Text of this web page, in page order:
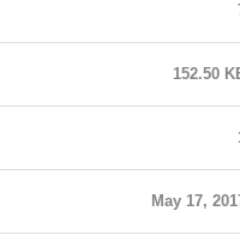
152.50
May 17,